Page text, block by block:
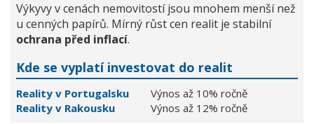
Výkyvy v cenách nemovitostí jsou mnohem menší než
u cenných papírů. Mírný růst cen realit je stabilní
ochrana před inflací.
Kde se vyplatí investovat do realit
Reality v Portugalsku
Výnos až 10% ročně
Reality v Rakousku
Výnos až 12% ročně